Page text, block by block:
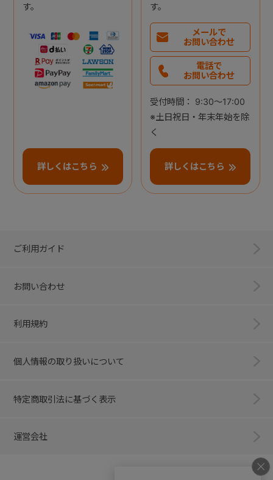
す。
詳しくはこちら
す。
メールで
お問い合わせ
電話で
お問い合わせ
受付時間： 9:30～17:00
※土日祝日・年末年始を除
く
詳しくはこちら
ご利用ガイド
お問い合わせ
利用規約
個人情報の取り扱いについて
特定商取引法に基づく表示
運営会社